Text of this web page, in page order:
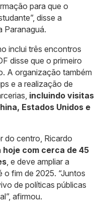
para que o
disse a
Paranaguá.
inclui três encontros
disse que o primeiro
A organização também
e a realização de
incluindo visitas
Estados Unidos e
do centro, Ricardo
hoje com cerca de 45
, e deve ampliar a
fim de 2025. “Juntos
de políticas públicas
afirmou.